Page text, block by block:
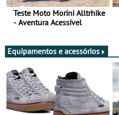
Teste Moto Morini Alltrhike
- Aventura Acessível
Equipamentos e acessórios